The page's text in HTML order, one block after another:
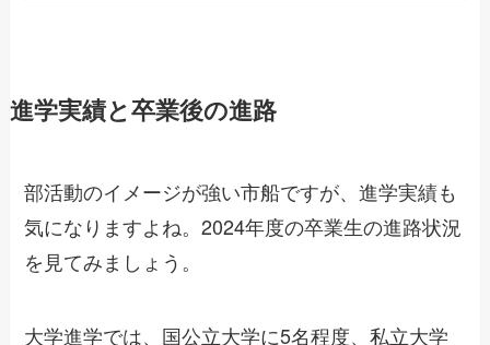
進学実績と卒業後の進路
部活動のイメージが強い市船ですが、進学実績も
気になりますよね。2024年度の卒業生の進路状況
を見てみましょう。
大学進学では、国公立大学に5名程度、私立大学